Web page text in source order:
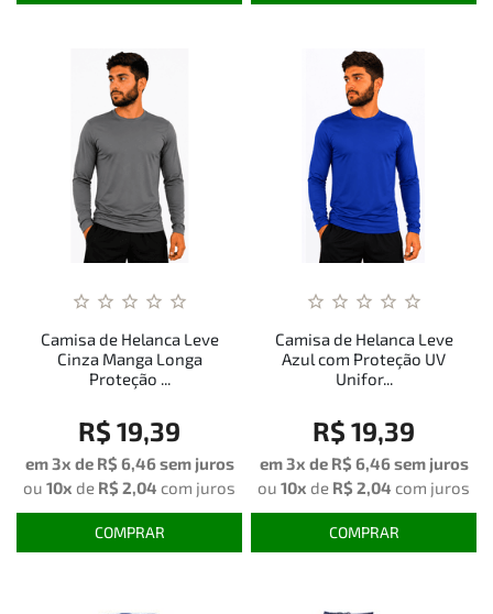
Camisa de Helanca Leve
Cinza Manga Longa
Proteção ...
R$ 19,39
em 3x de R$ 6,46sem juros
ou 10x de R$ 2,04 com juros
COMPRAR
Camisa de Helanca Leve
Azul com Proteção UV
Unifor...
R$ 19,39
em 3x de R$ 6,46sem juros
ou 10x de R$ 2,04 com juros
COMPRAR